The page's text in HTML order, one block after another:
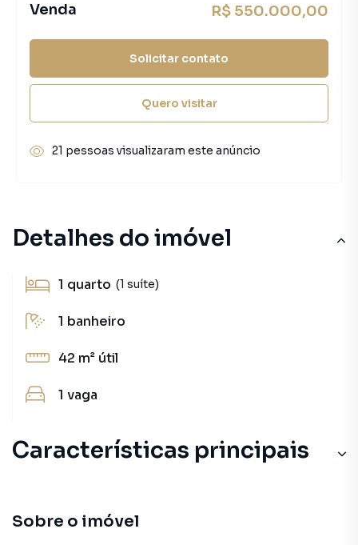
Detalhes do imóvel
1 quarto (1 suíte)
1 banheiro
42 m² útil
1 vaga
Características principais
Lavanderia
Sobre o imóvel
Venda R$ 550.000,00
Solicitar contato
Quero visitar
21 pessoas visualizaram este anúncio